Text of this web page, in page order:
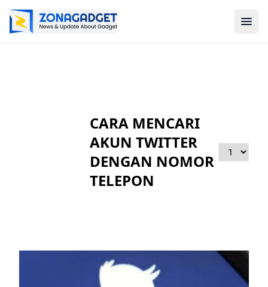
CARA MENCARI
AKUN TWITTER
DENGAN NOMOR
TELEPON